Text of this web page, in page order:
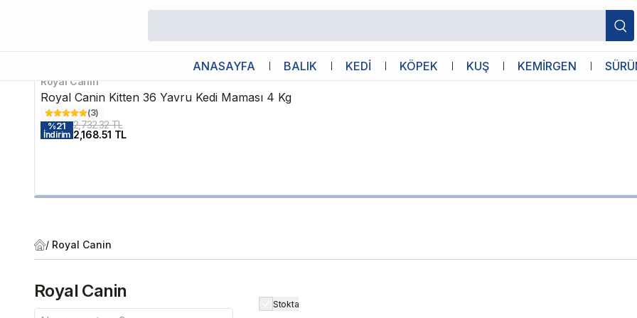
ANASAYFA BALIK KEDİ KÖPEK KUŞ KEMİRGEN
Markanın Favori Ürünleri
Kargo Bedava
Royal Canin
Royal Canin Kitten 36 Yavru Kedi Maması 4 Kg
(3)
%21
İndirim
2,732.32 TL
2,168.51 TL
/ Royal Canin
Royal Canin
Stokta